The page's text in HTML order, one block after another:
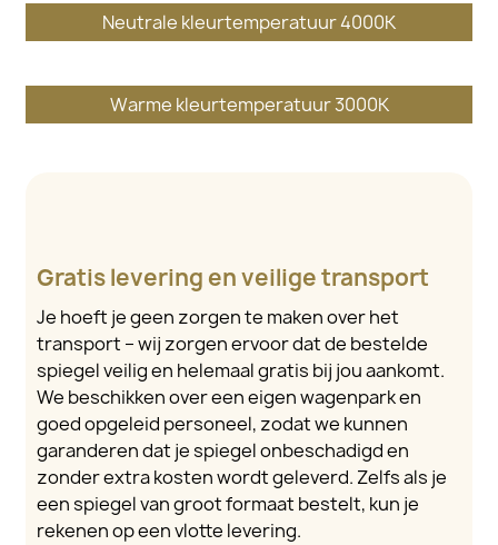
Neutrale kleurtemperatuur 4000K
Warme kleurtemperatuur 3000K
Gratis levering en veilige transport
Je hoeft je geen zorgen te maken over het
transport – wij zorgen ervoor dat de bestelde
spiegel veilig en helemaal gratis bij jou aankomt.
We beschikken over een eigen wagenpark en
goed opgeleid personeel, zodat we kunnen
garanderen dat je spiegel onbeschadigd en
zonder extra kosten wordt geleverd. Zelfs als je
een spiegel van groot formaat bestelt, kun je
rekenen op een vlotte levering.